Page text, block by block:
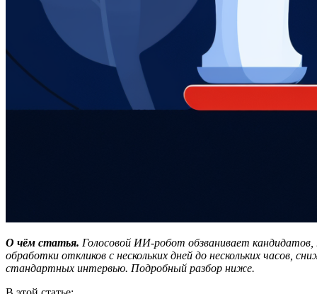
О чём статья. Голосовой ИИ-робот обзванивает
обработки откликов с нескольких дней до нескольких часов,
стандартных интервью. Подробный разбор ниже.